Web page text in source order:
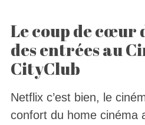
Le coup de cœur
des entrées au
CityClub
Netflix c’est bien, le
confort du home cinéma